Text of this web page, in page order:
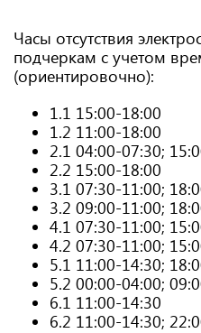
Часы отсутствия
подчеркам с учетом
(ориентировочно):
1.1 15:00-18:00
1.2 11:00-18:00
2.1 04:00-07:30;
2.2 15:00-18:00
3.1 07:30-11:00;
3.2 09:00-11:00;
4.1 07:30-11:00;
4.2 07:30-11:00;
5.1 11:00-14:30;
5.2 00:00-04:00;
6.1 11:00-14:30
6.2 11:00-14:30;